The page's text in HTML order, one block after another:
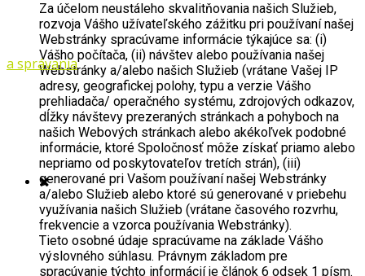
Za účelom neustáleho skvalitňovania našich Služieb,
rozvoja Vášho užívateľského zážitku pri používaní našej
Webstránky spracúvame informácie týkajúce sa: (i)
Vášho počítača, (ii) návštev alebo používania našej
Webstránky a/alebo našich Služieb (vrátane Vašej IP
adresy, geografickej polohy, typu a verzie Vášho
prehliadača/ operačného systému, zdrojových odkazov,
dĺžky návštevy prezeraných stránkach a pohyboch na
našich Webových stránkach alebo akékoľvek podobné
informácie, ktoré Spoločnosť môže získať priamo alebo
nepriamo od poskytovateľov tretích strán), (iii)
generované pri Vašom používaní našej Webstránky
a/alebo Služieb alebo ktoré sú generované v priebehu
využívania našich Služieb (vrátane časového rozvrhu,
frekvencie a vzorca používania Webstránky).
Tieto osobné údaje spracúvame na základe Vášho
výslovného súhlasu. Právnym základom pre
spracúvanie týchto informácií je článok 6 odsek 1 písm.